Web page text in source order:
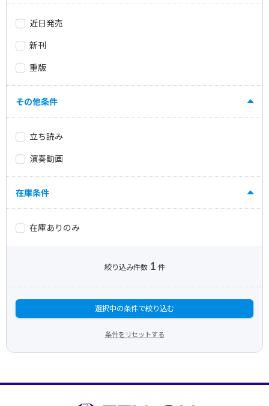
近日発売
新刊
重版
その他条件
立ち読み
演奏動画
在庫条件
在庫ありのみ
絞り込み件数 1 件
選択中の条件で絞り込む
条件をリセットする